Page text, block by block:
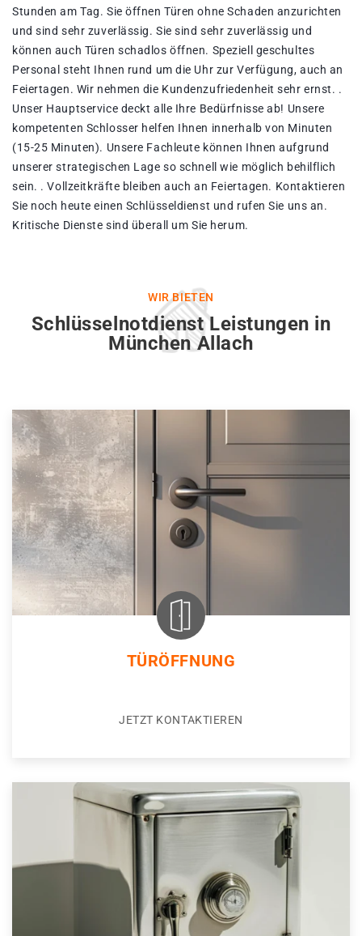
Stunden am Tag. Sie öffnen Türen ohne Schaden anzurichten
und sind sehr zuverlässig. Sie sind sehr zuverlässig und
können auch Türen schadlos öffnen. Speziell geschultes
Personal steht Ihnen rund um die Uhr zur Verfügung, auch an
Feiertagen. Wir nehmen die Kundenzufriedenheit sehr ernst. .
Unser Hauptservice deckt alle Ihre Bedürfnisse ab! Unsere
kompetenten Schlosser helfen Ihnen innerhalb von Minuten
(15-25 Minuten). Unsere Fachleute können Ihnen aufgrund
unserer strategischen Lage so schnell wie möglich behilflich
sein. . Vollzeitkräfte bleiben auch an Feiertagen. Kontaktieren
Sie noch heute einen Schlüsseldienst und rufen Sie uns an.
Kritische Dienste sind überall um Sie herum.
WIR BIETEN
Schlüsselnotdienst Leistungen in
München Allach
TÜRÖFFNUNG
JETZT KONTAKTIEREN